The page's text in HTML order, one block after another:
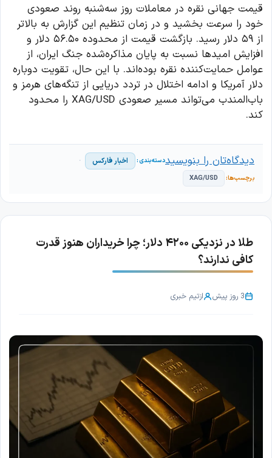
قیمت جهانی نقره در معاملات روز سه‌شنبه روند صعودی
خود را سرعت بخشید و در زمان تنظیم این گزارش به بالاتر
از ۵۹ دلار رسید. بازگشت قیمت از محدوده ۵۶.۵۰ دلار و
افزایش امیدها نسبت به پایان مذاکره‌شده جنگ ایران، از
عوامل حمایت‌کننده نقره بوده‌اند. با این حال، تقویت دوباره
دلار آمریکا و ادامه اختلال در تردد دریایی از تنگه‌های هرمز و
باب‌المندب می‌تواند مسیر صعودی XAG/USD را محدود
کند.
اخبار فارکس
XAG/USD
دیدگاه‌تان را بنویسید
طلا در نزدیکی ۴۲۰۰ دلار؛ چرا خریداران هنوز قدرت
کافی ندارند؟
3 روز پیش ازتیم خبری